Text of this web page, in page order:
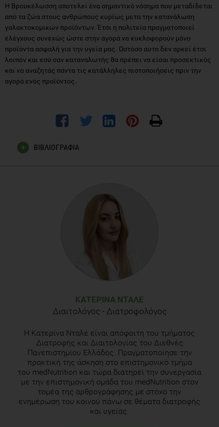
Η Βρουκέλωσση αποτελεί ένα σημαντικό νόσημα που μεταδίδεται
από τα ζώα στους ανθρώπους κυρίως μετα την κατανάλωση
γαλακτοκομικών προϊόντων. Έτσι η πολιτεία πραγματοποιεί
ελέγχους συνεχώς ώστε στην αγορά να κυκλοφορούν μόνο
προϊόντα ασφαλή για την υγεία μας. Ωστόσο αυτο δεν αρκεί έτσι
λοιπόν και εσύ σαν καταναλωτής θα πρέπει να είσαι προσεκτικός
και να αναζητάς πάντα τις κατάλληλες πιστοποιήσεις πριν την
αγορά ενός προϊόντος.
ΒΙΒΛΙΟΓΡΑΦΙΑ
https://eody.gov.gr/disease/vroykellosi/
ΚΑΤΕΡΊΝΑ ΝΤΑΛΈ
Διαιτολόγος - Διατροφολόγος
Η Κατερίνα Νταλέ είναι απόφοιτη του τμήματος
Διατροφής και Διαιτολογίας του Διεθνές
Πανεπιστημίου Ελλάδος. Πραγματοποίησε την
πρακτική της άσκηση στο επιστημονικό τμήμα
του medΝutrition και τώρα διατηρεί την συνεργασία
με την επιστημονική ομάδα του medNutrition στον
τομέα της αρθρογράφησης με στόχο την
ενημέρωση του κοινού πάνω σε θέματα διατροφής
και υγείας.